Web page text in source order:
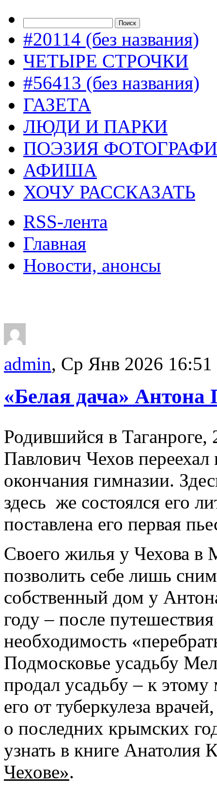
#20114 (без названия)
ЧЕТЫРЕ СТРОЧКИ
#56413 (без названия)
ГАЗЕТА
ЛЮДИ И ПАРКИ
ПОЭЗИЯ
АФИША
ХОЧУ РАССКАЗАТЬ
RSS-лента
Главная
Новости, анонсы
admin, Ср Янв 2026 16:51
«Белая дача» Антона
Родившийся в Таганроге,
Павлович Чехов
окончания гимназии.
здесь же состоялся его
поставлена его первая
Своего жилья у Чехова в
позволить себе лишь
собственный дом у
году – после
необходимость
Подмосковье усадьбу
продал усадьбу – к
его от туберкулеза
о последних крымских
узнать в книге Анатолия
Чехове».